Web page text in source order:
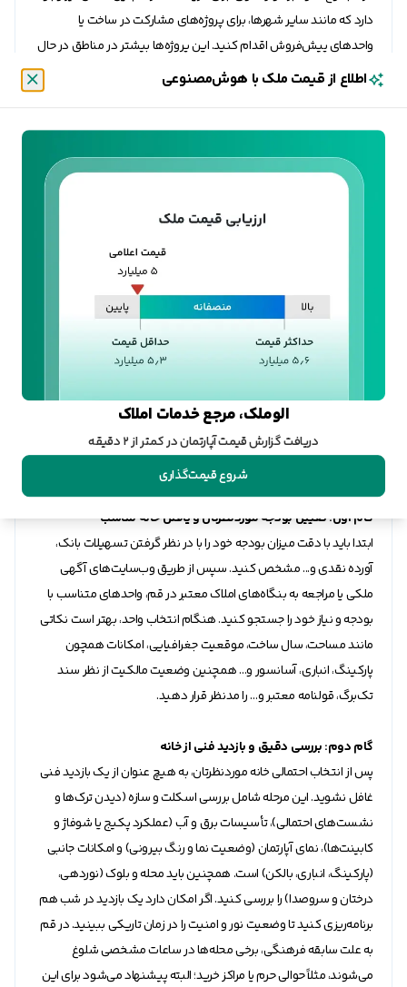
دارد که مانند سایر شهر‌ها، برای پروژه‌های مشارکت در ساخت یا
واحد‌های پیش‌فروش اقدام کنید. این پروژه‌ها بیشتر در مناطق در حال
توسعه (مانند منطقه ۲ غربی و منطقه ۴) دیده می‌شود. برای انتخاب
اگر قصد خرید و سرمایه‌گذاری در حوزه مسکن شهر قم را دارید، ادامه
این بخش از مقاله برای شماست، چرا که تلاش کردیم به صورت مرحله به
مرحله راهنمای کاملی برای این منظور برای شما فراهم کنیم.
گام اول: تعیین بودجه موردنظرتان و یافتن خانه مناسب
ابتدا باید با دقت میزان بودجه خود را با در نظر گرفتن تسهیلات بانک،
آورده نقدی و... مشخص کنید. سپس از طریق وب‌سایت‌های آگهی
ملکی یا مراجعه به بنگاه‌های املاک معتبر در قم، واحد‌های متناسب با
بودجه و نیاز خود را جستجو کنید. هنگام انتخاب واحد، بهتر است نکاتی
مانند مساحت، سال ساخت، موقعیت جغرافیایی، امکانات همچون
پارکینگ، انباری، آسانسور و… همچنین وضعیت مالکیت از نظر سند
تک‌برگ، قولنامه معتبر و… را مدنظر قرار دهید.
گام دوم: بررسی دقیق و بازدید فنی از خانه
پس از انتخاب احتمالی خانه موردنظرتان، به هیچ عنوان از یک بازدید فنی
غافل نشوید. این مرحله شامل بررسی اسکلت و سازه (دیدن ترک‌ها و
نشست‌های احتمالی)، تأسیسات برق و آب (عملکرد پکیج یا شوفاژ و
کابینت‌ها)، نمای آپارتمان (وضعیت نما و رنگ بیرونی) و امکانات جانبی
(پارکینگ، انباری، بالکن) است. همچنین باید محله و بلوک (نوردهی،
درختان و سروصدا) را بررسی کنید. اگر امکان دارد یک بازدید در شب هم
برنامه‌ریزی کنید تا وضعیت نور و امنیت را در زمان تاریکی ببینید. در قم
به علت سابقه فرهنگی، برخی محله‌ها در ساعات مشخصی شلوغ
می‌شوند، مثلاً حوالی حرم یا مراکز خرید؛ البته پیشنهاد می‌شود برای این
اطلاع از قیمت ملک با هوش‌مصنوعی
الوملک، مرجع خدمات املاک
دریافت گزارش قیمت آپارتمان در کمتر از ۲ دقیقه
شروع قیمت‌گذاری